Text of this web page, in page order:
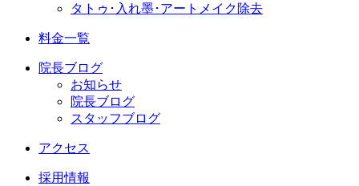
タトゥ･入れ墨･アートメイク除去
料金一覧
院長ブログ
お知らせ
院長ブログ
スタッフブログ
アクセス
採用情報